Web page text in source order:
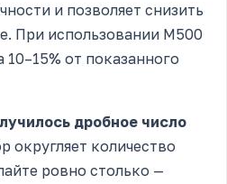
и позволяет снизить
При использовании М500
от показанного
дробное число
округляет количество
ровно столько —